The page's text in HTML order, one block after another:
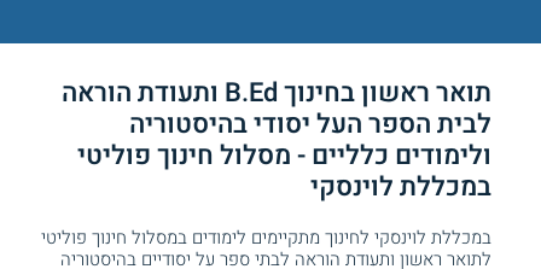
תואר ראשון בחינוך B.Ed ותעודת הוראה
לבית הספר העל יסודי בהיסטוריה
ולימודים כלליים - מסלול חינוך פוליטי
במכללת לוינסקי
במכללת לוינסקי לחינוך מתקיימים לימודים במסלול חינוך פוליטי
לתואר ראשון ותעודת הוראה לבתי ספר על יסודיים בהיסטוריה